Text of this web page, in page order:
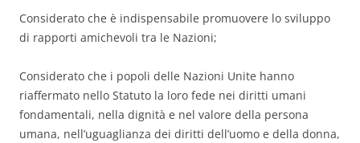
Considerato che è indispensabile promuovere lo sviluppo
di rapporti amichevoli tra le Nazioni;
Considerato che i popoli delle Nazioni Unite hanno
riaffermato nello Statuto la loro fede nei diritti umani
fondamentali, nella dignità e nel valore della persona
umana, nell’uguaglianza dei diritti dell’uomo e della donna,